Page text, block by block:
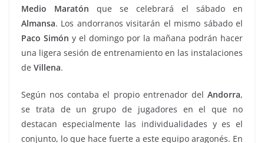
Medio
Maratón que se celebrará el sábado en
Almansa. Los andorranos visitarán el mismo sábado el
Paco Simón y el domingo por la mañana podrán hacer
una ligera sesión de entrenamiento en las instalaciones
de Villena.
Según nos contaba el propio entrenador del Andorra,
se trata de un grupo de jugadores en el que no
destacan especialmente las individualidades y es el
conjunto, lo que hace fuerte a este equipo aragonés. En